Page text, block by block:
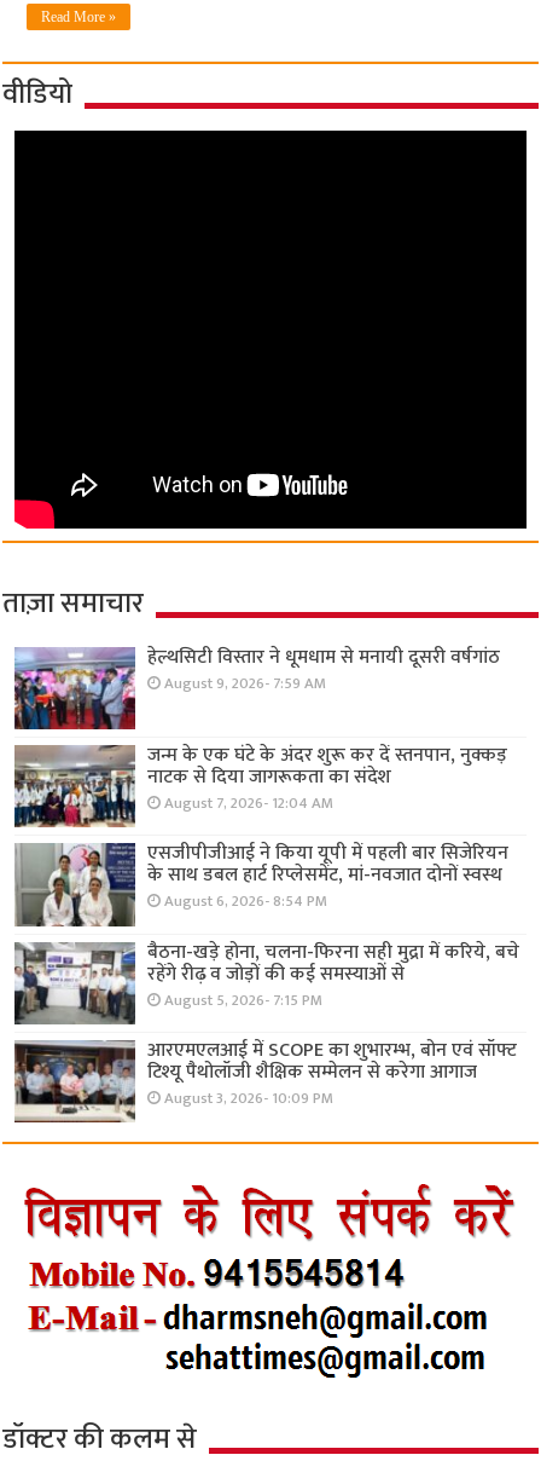
Read More »
वीडियो
ताज़ा समाचार
हेल्थसिटी विस्तार ने धूमधाम से मनायी दूसरी वर्षगांठ
August 9, 2026- 7:59 AM
जन्म के एक घंटे के अंदर शुरू कर दें स्तनपान, नुक्कड़
नाटक से दिया जागरूकता का संदेश
August 7, 2026- 12:04 AM
एसजीपीजीआई ने किया यूपी में पहली बार सिजेरियन
के साथ डबल हार्ट रिप्लेसमेंट, मां-नवजात दोनों स्वस्थ
August 6, 2026- 8:54 PM
बैठना-खड़े होना, चलना-फिरना सही मुद्रा में करिये, बचे
रहेंगे रीढ़ व जोड़ों की कई समस्याओं से
August 5, 2026- 7:15 PM
आरएमएलआई में SCOPE का शुभारम्भ, बोन एवं सॉफ्ट
टिश्यू पैथोलॉजी शैक्षिक सम्मेलन से करेगा आगाज
August 3, 2026- 10:09 PM
डॉक्टर की कलम से